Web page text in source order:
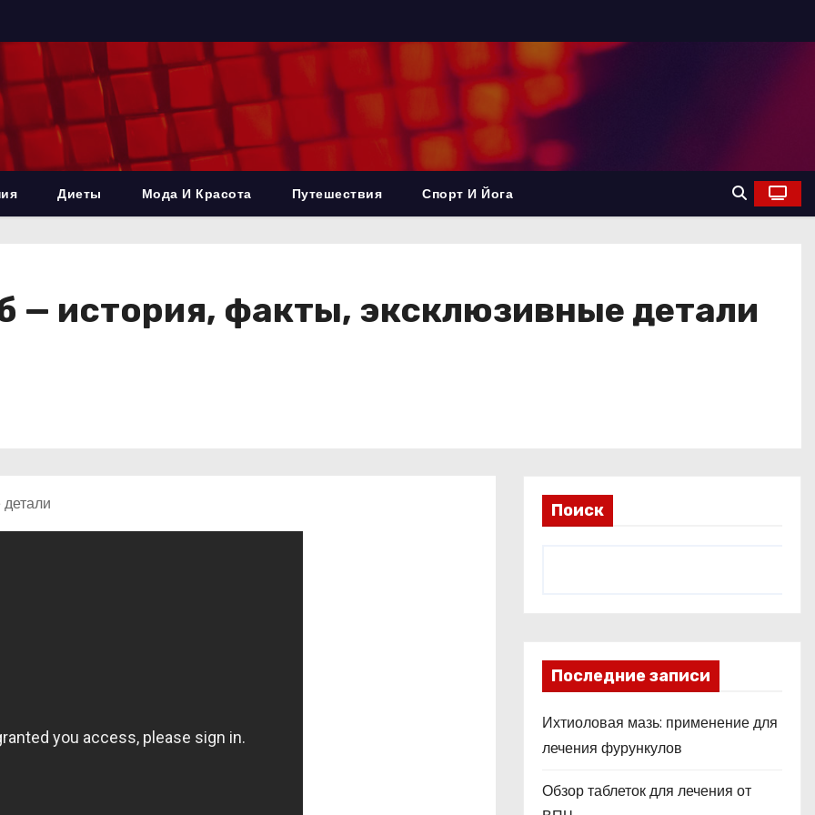
Диеты Мода И Красота Путешествия Спорт И Йога
— история, факты, эксклюзивные детали
Поиск
Последние записи
Ихтиоловая мазь: применение для
лечения фурункулов
Обзор таблеток для лечения от